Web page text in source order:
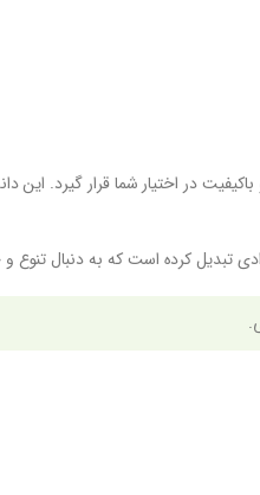
در اختیار شما قرار گیرد. این
تبدیل کرده است که به دنبال